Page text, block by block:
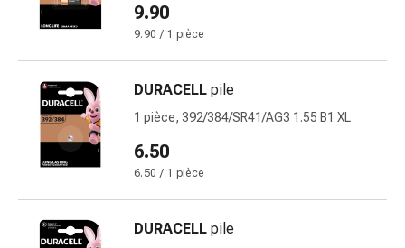
adhésifs
Traitement
Sprays
pour
plaies
Bandes
de
fermeture
9.90
9.90 / 1 pièce
DURACELL pile
1 pièce, 392/384/SR41/AG3 1.55 B1 XL
6.50
6.50 / 1 pièce
DURACELL pile